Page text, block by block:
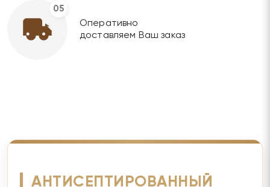
05
Оперативно
доставляем Ваш заказ
АНТИСЕПТИРОВАННЫЙ